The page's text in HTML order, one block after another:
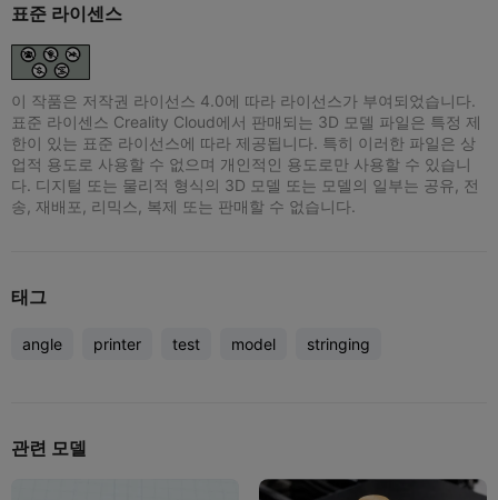
표준 라이센스
이 작품은 저작권 라이선스 4.0에 따라 라이선스가 부여되었습니다.
표준 라이센스 Creality Cloud에서 판매되는 3D 모델 파일은 특정 제
한이 있는 표준 라이선스에 따라 제공됩니다. 특히 이러한 파일은 상
업적 용도로 사용할 수 없으며 개인적인 용도로만 사용할 수 있습니
다. 디지털 또는 물리적 형식의 3D 모델 또는 모델의 일부는 공유, 전
송, 재배포, 리믹스, 복제 또는 판매할 수 없습니다.
태그
angle printer test model stringing
관련 모델